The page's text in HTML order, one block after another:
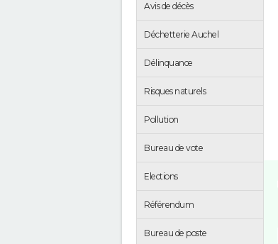
Avis de décès
Déchetterie Auchel
Délinquance
Risques naturels
Pollution
Bureau de vote
Elections
Référendum
Bureau de poste